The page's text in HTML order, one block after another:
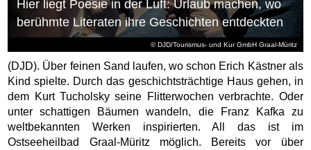
© DJD/Tourismus- und Kur GmbH Graal-Müritz
Hier liegt Poesie in der Luft: Urlaub machen, wo
berühmte Literaten ihre Geschichten entdeckten
(DJD). Über feinen Sand laufen, wo schon Erich Kästner als
Kind spielte. Durch das geschichtsträchtige Haus gehen, in
dem Kurt Tucholsky seine Flitterwochen verbrachte. Oder
unter schattigen Bäumen wandeln, die Franz Kafka zu
weltbekannten Werken inspirierten. All das ist im
Ostseeheilbad Graal-Müritz möglich. Bereits vor über